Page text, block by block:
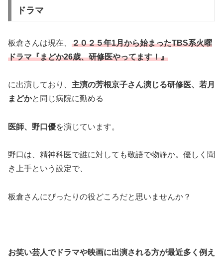
ドラマ
板倉さんは現在、 ２０２５年1月から始まったTBS系火曜
ドラマ『まどか26歳、研修医やってます！』
に出演しており、 主演の芳根京子さん演じる研修医、若月
まどかと同じ病院に勤める
医師、野口優を演じています。
野口は、精神科医で誰に対しても敬語で物静か。優しく聞
き上手という設定で、
板倉さんにぴったりの役どころだと思いませんか？
お笑い芸人でドラマや映画に出演される方が最近多く例え